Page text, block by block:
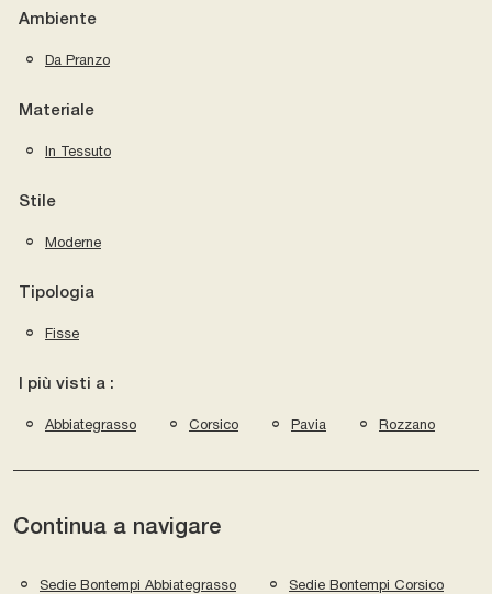
Ambiente
Da Pranzo
Materiale
In Tessuto
Stile
Moderne
Tipologia
Fisse
I più visti a :
Abbiategrasso Corsico Pavia Rozzano
Continua a navigare
Sedie Bontempi Abbiategrasso Sedie Bontempi Corsico